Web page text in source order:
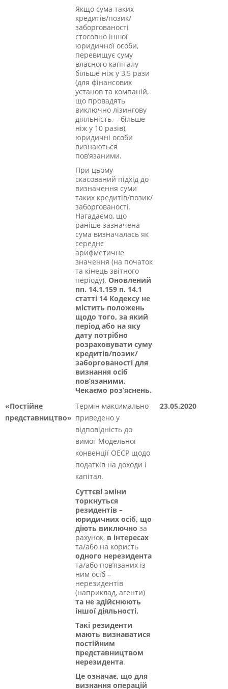
Якщо сума таких
кредитів/позик/
заборгованості
стосовно іншої
юридичної особи,
перевищує суму
власного капіталу
більше ніж у 3,5 рази
(для фінансових
установ та компаній,
що провадять
виключно лізингову
діяльність, – більше
ніж у 10 разів),
юридичні особи
визнаються
пов’язаними.
При цьому
скасований підхід до
визначення суми
таких кредитів/позик/
заборгованості.
Нагадаємо, що
раніше зазначена
сума визначалась як
середнє
арифметичне
значення (на початок
та кінець звітного
періоду). Оновлений
пп. 14.1.159 п. 14.1
статті 14 Кодексу не
містить положень
щодо того, за який
період або на яку
дату потрібно
розраховувати суму
кредитів/позик/
заборгованості для
визнання осіб
пов’язаними.
Чекаємо роз’яснень.
«Постійне
представництво»
Термін максимально
приведено у
відповідність до
вимог Модельної
конвенції ОЕСР щодо
податків на доходи і
капітал.
Суттєві зміни
торкнуться
резидентів –
юридичних осіб, що
діють виключно за
рахунок, в інтересах
та/або на користь
одного нерезидента
та/або пов’язаних із
ним осіб –
нерезидентів
(наприклад, агенти)
та не здійснюють
іншої діяльності.
Такі резиденти
мають визнаватися
постійним
представництвом
нерезидента.
Це означає, що для
визнання операцій
23.05.2020